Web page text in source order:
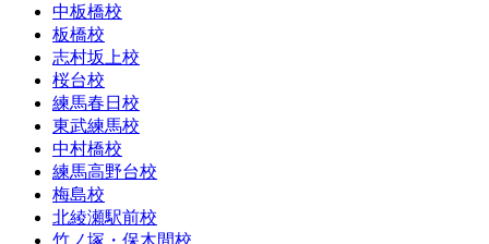
中板橋校
板橋校
志村坂上校
桜台校
練馬春日校
東武練馬校
中村橋校
練馬高野台校
梅島校
北綾瀬駅前校